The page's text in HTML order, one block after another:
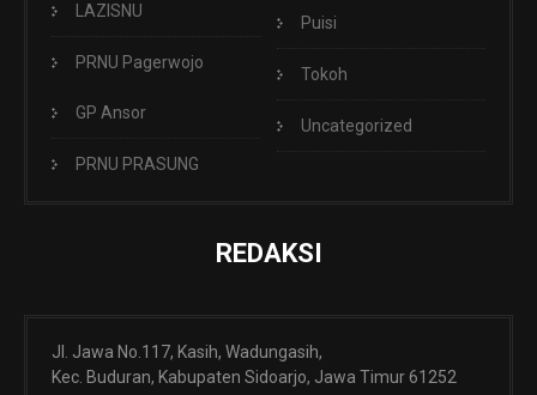
LAZISNU
PRNU Pagerwojo
GP Ansor
PRNU PRASUNG
Puisi
Tokoh
Uncategorized
REDAKSI
Jl. Jawa No.117, Kasih, Wadungasih,
Kec. Buduran, Kabupaten Sidoarjo, Jawa Timur 61252